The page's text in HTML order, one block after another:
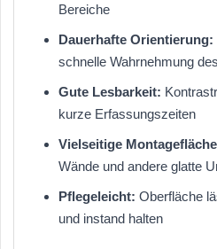
Bereiche
Dauerhafte Orientierung:
schnelle Wahrnehmung
Gute Lesbarkeit:
kurze Erfassungszeiten
Vielseitige
Wände und andere glatte
Pflegeleicht: Oberfläche
und instand halten